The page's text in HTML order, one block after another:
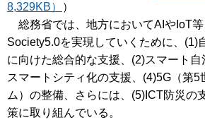
8,329KB）
）
総務省では、地方においてAIやIoT等
Society5.0を実現していくために、(1)
に向けた総合的な支援、(2)スマート
スマートシティ化の支援、(4)5G（第5
ム）の整備、さらには、(5)ICT防災の
策に取り組んでいる。